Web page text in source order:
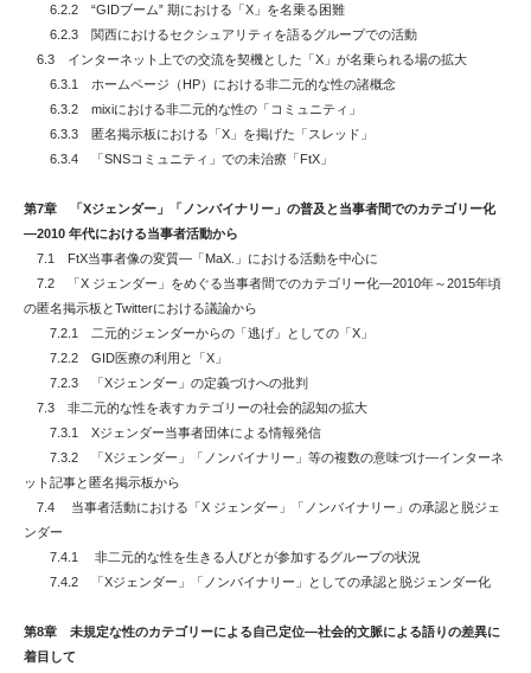
6.2.2 “GIDブーム” 期における「X」を名乗る困難
6.2.3 関西におけるセクシュアリティを語るグループでの活動
6.3 インターネット上での交流を契機とした「X」が名乗られる場の拡大
6.3.1 ホームページ（HP）における非二元的な性の諸概念
6.3.2 mixiにおける非二元的な性の「コミュニティ」
6.3.3 匿名掲示板における「X」を掲げた「スレッド」
6.3.4 「SNSコミュニティ」での未治療「FtX」
第7章 「Xジェンダー」「ノンバイナリー」の普及と当事者間でのカテゴリー化
―2010 年代における当事者活動から
7.1 FtX当事者像の変質―「MaX.」における活動を中心に
7.2 「X ジェンダー」をめぐる当事者間でのカテゴリー化―2010年～2015年頃
の匿名掲示板とTwitterにおける議論から
7.2.1 二元的ジェンダーからの「逃げ」としての「X」
7.2.2 GID医療の利用と「X」
7.2.3 「Xジェンダー」の定義づけへの批判
7.3 非二元的な性を表すカテゴリーの社会的認知の拡大
7.3.1 Xジェンダー当事者団体による情報発信
7.3.2 「Xジェンダー」「ノンバイナリー」等の複数の意味づけ―インターネ
ット記事と匿名掲示板から
7.4 当事者活動における「X ジェンダー」「ノンバイナリー」の承認と脱ジェ
ンダー
7.4.1 非二元的な性を生きる人びとが参加するグループの状況
7.4.2 「Xジェンダー」「ノンバイナリー」としての承認と脱ジェンダー化
第8章 未規定な性のカテゴリーによる自己定位―社会的文脈による語りの差異に
着目して